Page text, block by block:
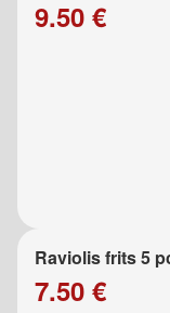
9.50 €
Raviolis frits 5
7.50 €